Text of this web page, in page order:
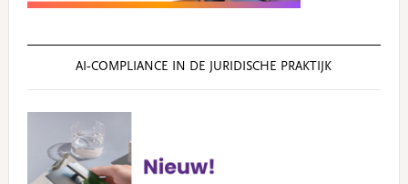
AI‑COMPLIANCE IN DE JURIDISCHE PRAKTIJK